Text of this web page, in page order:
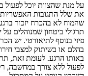
על מנת שהצוות יוכל לפעול
את שלל התגובות האפשריות
שהמוח לא בהכרח יזכור
תרגולי ביטחון שמנוהלים
פיזי בנוסף לתיאורטי. יש
בהלם או בשיתוק למצבי
באותו הרגע. לעומת זאת,
לפעול ללא צורך במחשבה,